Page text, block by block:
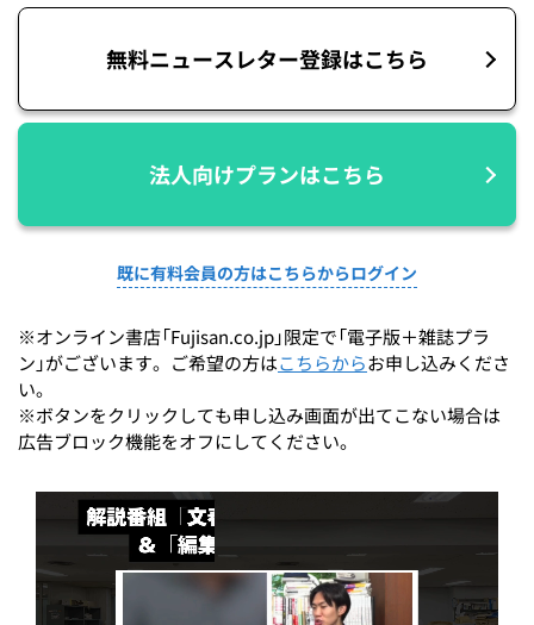
無料ニュースレター登録はこちら
法人向けプランはこちら
既に有料会員の方はこちらからログイン
※オンライン書店「Fujisan.co.jp」限定で「電子版＋雑誌プラ
ン」がございます。ご希望の方はこちらからお申し込みくださ
い。
※ボタンをクリックしても申し込み画面が出てこない場合は
広告ブロック機能をオフにしてください。